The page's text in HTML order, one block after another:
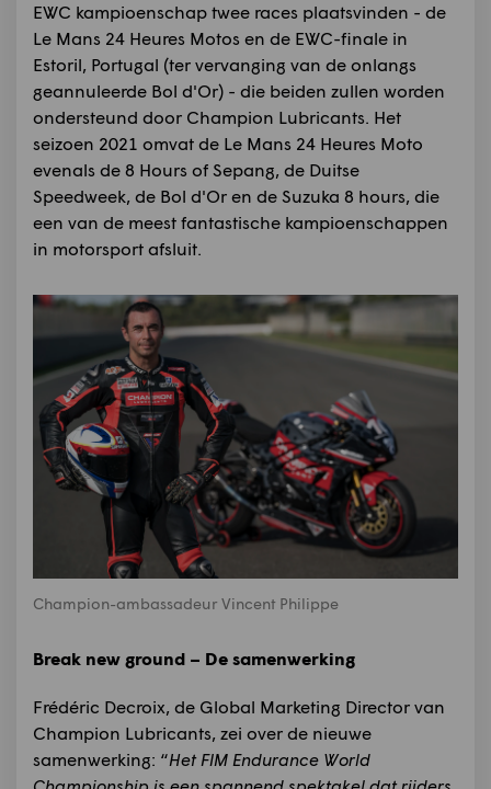
EWC kampioenschap twee races plaatsvinden - de
Le Mans 24 Heures Motos en de EWC-finale in
Estoril, Portugal (ter vervanging van de onlangs
geannuleerde Bol d'Or) - die beiden zullen worden
ondersteund door Champion Lubricants. Het
seizoen 2021 omvat de Le Mans 24 Heures Moto
evenals de 8 Hours of Sepang, de Duitse
Speedweek, de Bol d'Or en de Suzuka 8 hours, die
een van de meest fantastische kampioenschappen
in motorsport afsluit.
Champion-ambassadeur Vincent Philippe
Break new ground – De samenwerking
Frédéric Decroix, de Global Marketing Director van
Champion Lubricants, zei over de nieuwe
samenwerking: “Het FIM Endurance World